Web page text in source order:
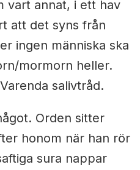
vart annat, i ett hav
att det syns från
ingen människa ska
mormorn heller.
salivtråd.
Orden sitter
honom när han rör
sura nappar